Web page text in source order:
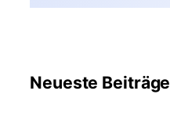
Neueste Beiträge